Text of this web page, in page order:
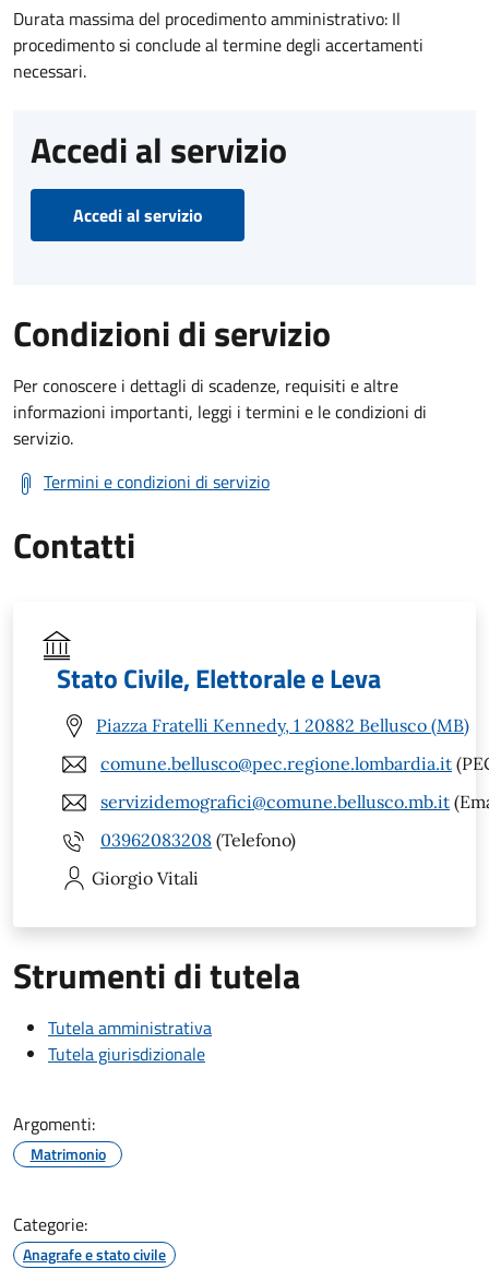
Durata massima del procedimento amministrativo: Il
procedimento si conclude al termine degli accertamenti
necessari.
Accedi al servizio
Accedi al servizio
Condizioni di servizio
Per conoscere i dettagli di scadenze, requisiti e altre
informazioni importanti, leggi i termini e le condizioni di
servizio.
Termini e condizioni di servizio
Contatti
Stato Civile, Elettorale e Leva
Piazza Fratelli Kennedy, 1 20882 Bellusco (MB)
comune.bellusco@pec.regione.lombardia.it
servizidemografici@comune.bellusco.mb.it
03962083208 (Telefono)
Giorgio Vitali
Strumenti di tutela
Tutela amministrativa
Tutela giurisdizionale
Argomenti:
Matrimonio
Categorie:
Anagrafe e stato civile